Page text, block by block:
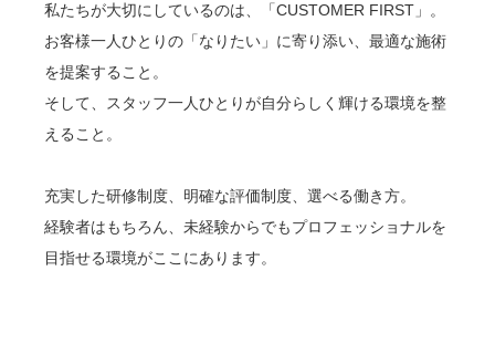
私たちが大切にしているのは、「CUSTOMER FIRST」。
お客様一人ひとりの「なりたい」に寄り添い、最適な施術
を提案すること。
そして、スタッフ一人ひとりが自分らしく輝ける環境を整
えること。
充実した研修制度、明確な評価制度、選べる働き方。
経験者はもちろん、未経験からでもプロフェッショナルを
目指せる環境がここにあります。